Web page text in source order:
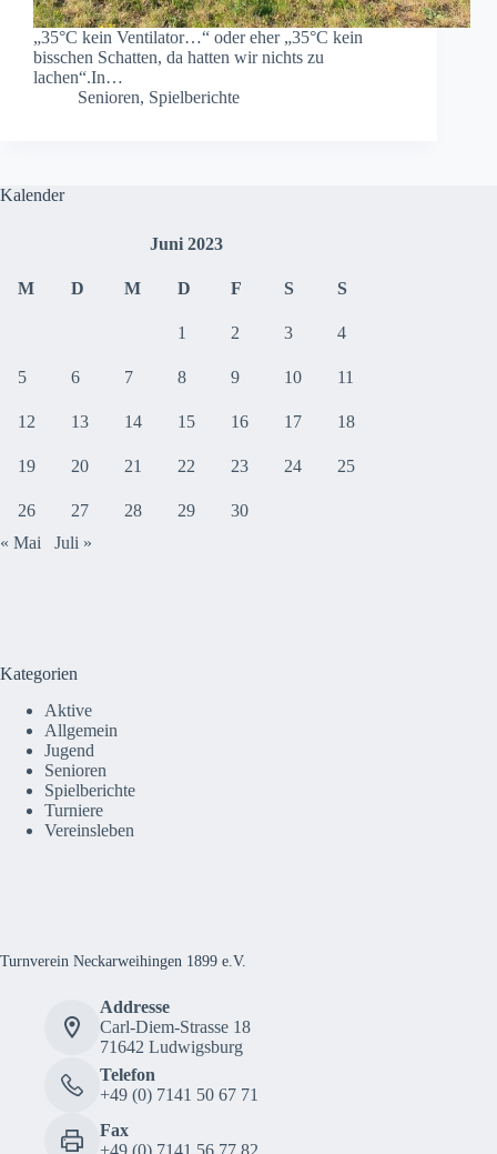
„35°C kein Ventilator…“ oder eher „35°C kein
bisschen Schatten, da hatten wir nichts zu
lachen“.In…
Senioren, Spielberichte
Kalender
Juni 2023
M D M D F S S
1 2 3 4
5 6 7 8 9 10 11
12 13 14 15 16 17 18
19 20 21 22 23 24 25
26 27 28 29
30
« Mai
Juli »
Kategorien
Aktive
Allgemein
Jugend
Senioren
Spielberichte
Turniere
Vereinsleben
Turnverein Neckarweihingen 1899 e.V.
Addresse
Carl-Diem-Strasse 18
71642 Ludwigsburg
Telefon
+49 (0) 7141 50 67 71
Fax
+49 (0) 7141 56 77 82